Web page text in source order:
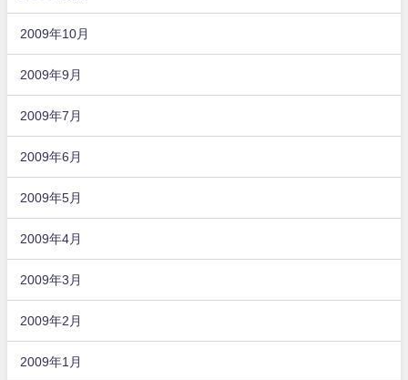
2009年10月
2009年9月
2009年7月
2009年6月
2009年5月
2009年4月
2009年3月
2009年2月
2009年1月